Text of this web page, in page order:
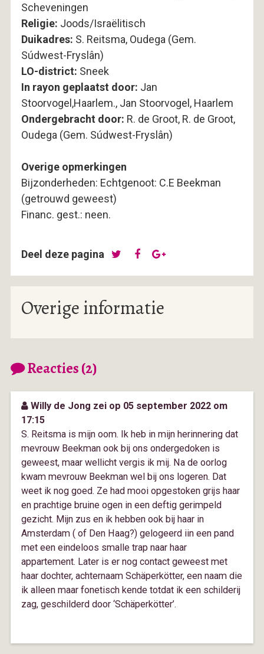
Scheveningen
Religie: Joods/Israëlitisch
Duikadres: S. Reitsma, Oudega (Gem.
Súdwest-Fryslân)
LO-district: Sneek
In rayon geplaatst door: Jan
Stoorvogel,Haarlem., Jan Stoorvogel, Haarlem
Ondergebracht door: R. de Groot, R. de Groot,
Oudega (Gem. Súdwest-Fryslân)
Overige opmerkingen
Bijzonderheden: Echtgenoot: C.E Beekman
(getrouwd geweest)
Financ. gest.: neen.
Deel deze pagina
Overige informatie
Reacties (2)
Willy de Jong zei op 05 september 2022 om
17:15
S. Reitsma is mijn oom. Ik heb in mijn herinnering dat
mevrouw Beekman ook bij ons ondergedoken is
geweest, maar wellicht vergis ik mij. Na de oorlog
kwam mevrouw Beekman wel bij ons logeren. Dat
weet ik nog goed. Ze had mooi opgestoken grijs haar
en prachtige bruine ogen in een deftig gerimpeld
gezicht. Mijn zus en ik hebben ook bij haar in
Amsterdam ( of Den Haag?) gelogeerd iin een pand
met een eindeloos smalle trap naar haar
appartement. Later is er nog contact geweest met
haar dochter, achternaam Schäperkötter, een naam die
ik alleen maar fonetisch kende totdat ik een schilderij
zag, geschilderd door ‘Schäperkötter’.